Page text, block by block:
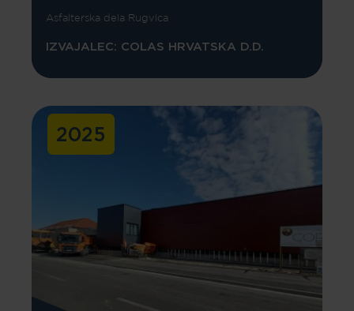
Asfalterska dela Rugvica
IZVAJALEC: COLAS HRVATSKA D.D.
2025